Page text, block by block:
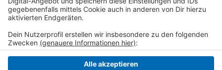
Anzeige